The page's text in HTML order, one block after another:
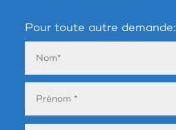
Pour toute autre demande: